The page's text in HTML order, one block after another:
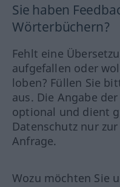
Sie haben
Wörterbüchern?
Fehlt eine
aufgefallen oder
loben? Füllen Sie
aus. Die Angabe
optional und dient
Datenschutz nur
Anfrage.
Wozu möchten Sie